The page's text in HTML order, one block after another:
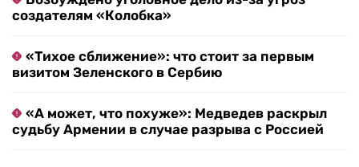
создателям «Колобка»
«Тихое сближение»: что стоит за первым
визитом Зеленского в Сербию
«А может, что похуже»: Медведев раскрыл
судьбу Армении в случае разрыва с Россией